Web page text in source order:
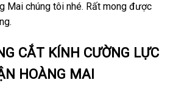
Mai chúng tôi nhé. Rất mong được
CẮT KÍNH CƯỜNG LỰC
HOÀNG MAI